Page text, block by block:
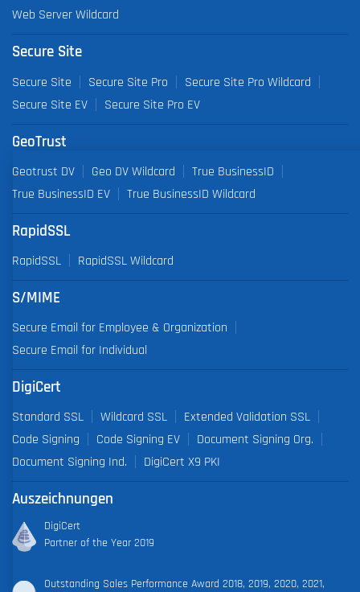
Web Server Wildcard
Secure Site
Secure Site Secure Site Pro
Secure Site Pro Wildcard
Secure Site EV
Secure Site Pro EV
GeoTrust
Geotrust DV Geo DV Wildcard
True BusinessID
True BusinessID EV
True BusinessID Wildcard
RapidSSL
RapidSSL RapidSSL Wildcard
S/MIME
Secure Email for Employee & Organization
Secure Email for Individual
DigiCert
Standard SSL Wildcard SSL
Extended Validation SSL
Code Signing
Code Signing EV
Document Signing Org.
Document Signing Ind.
DigiCert X9 PKI
Auszeichnungen
DigiCert
Partner of the Year 2019
Outstanding Sales Performance Award 2018, 2019, 2020, 2021,